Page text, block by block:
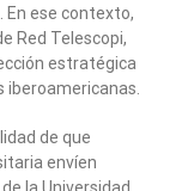
En ese contexto,
Red Telescopi,
estratégica
de que
envíen